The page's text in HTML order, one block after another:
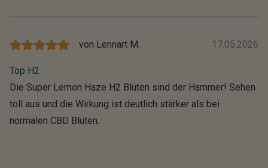
von Lennart M. 17.05.2026
Top H2
Die Super Lemon Haze H2 Blüten sind der Hammer! Sehen
toll aus und die Wirkung ist deutlich stärker als bei
normalen CBD Blüten.